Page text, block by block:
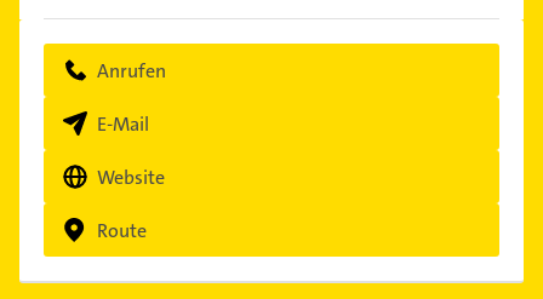
Anrufen
E-Mail
Website
Route